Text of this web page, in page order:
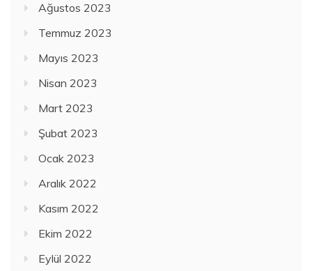
Ağustos 2023
Temmuz 2023
Mayıs 2023
Nisan 2023
Mart 2023
Şubat 2023
Ocak 2023
Aralık 2022
Kasım 2022
Ekim 2022
Eylül 2022